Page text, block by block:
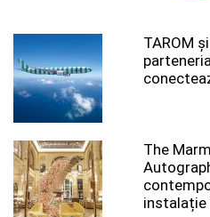
TAROM
The
instalație